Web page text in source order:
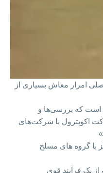
امرار معاش بسیاری از
است که بررسی‌ها و
اکوپترول با شرکت‌های
با گروه های مسلح
یک فرآیند قوی